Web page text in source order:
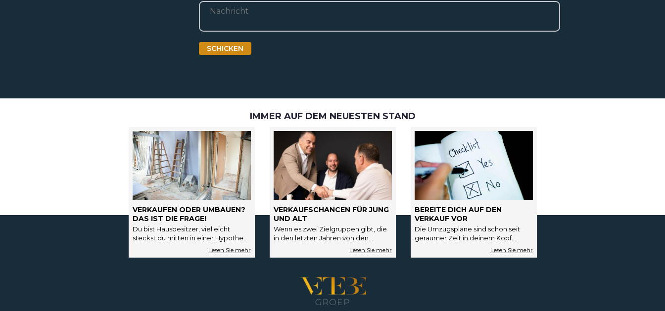
Bericht
SCHICKEN
IMMER AUF DEM NEUESTEN STAND
VERKAUFEN ODER UMBAUEN?
DAS IST DIE FRAGE!
Du bist Hausbesitzer, vielleicht
steckst du mitten in einer Hypothek,
deren endgültige Tilgung noch
einige Jahre dauert. Vielleicht ist
VERKAUFSCHANCEN FÜR JUNG
UND ALT
Wenn es zwei Zielgruppen gibt, die
in den letzten Jahren von den
starken Schwankungen auf dem
Wohnungsmarkt stark betroffen
BEREITE DICH AUF DEN
VERKAUF VOR
Die Umzugspläne sind schon seit
geraumer Zeit in deinem Kopf.
Vielleicht hast du sogar schon ein
schönes Haus ins Auge…